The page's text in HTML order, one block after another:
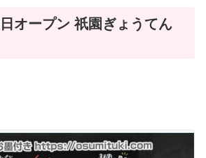
オープン 祇園ぎょうてん